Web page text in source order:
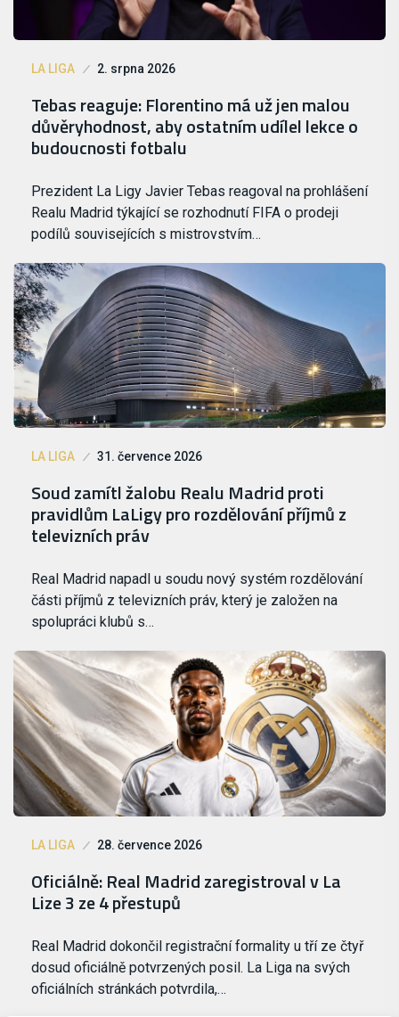
LA LIGA 2. srpna 2026
Tebas reaguje: Florentino má už jen malou
důvěryhodnost, aby ostatním udílel lekce o
budoucnosti fotbalu
Prezident La Ligy Javier Tebas reagoval na prohlášení
Realu Madrid týkající se rozhodnutí FIFA o prodeji
podílů souvisejících s mistrovstvím…
LA LIGA 31. července 2026
Soud zamítl žalobu Realu Madrid proti
pravidlům LaLigy pro rozdělování příjmů z
televizních práv
Real Madrid napadl u soudu nový systém rozdělování
části příjmů z televizních práv, který je založen na
spolupráci klubů s…
LA LIGA 28. července 2026
Oficiálně: Real Madrid zaregistroval v La
Lize 3 ze 4 přestupů
Real Madrid dokončil registrační formality u tří ze čtyř
dosud oficiálně potvrzených posil. La Liga na svých
oficiálních stránkách potvrdila,…